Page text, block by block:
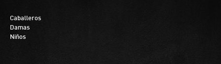
Caballeros
Damas
Niños